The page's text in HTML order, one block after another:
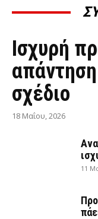
ΣΥΝΕΝΤΕΎΞΕΙΣ
Ισχυρή
σχέδιο
18 Μαΐου, 2026
11